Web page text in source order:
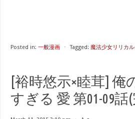
Posted in: 一般漫画 ⋅ Tagged: 魔法少女リリカ
[裕時悠示×睦茸]
すぎる 愛 第01-09話